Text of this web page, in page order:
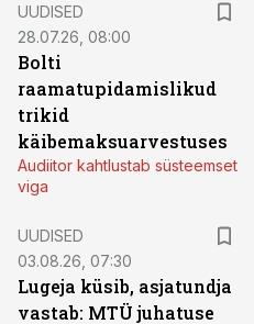
UUDISED
28.07.26, 08:00
Bolti
raamatupidamislikud
trikid
käibemaksuarvestuses
Audiitor kahtlustab süsteemset
viga
UUDISED
03.08.26, 07:30
Lugeja küsib, asjatundja
vastab: MTÜ juhatuse